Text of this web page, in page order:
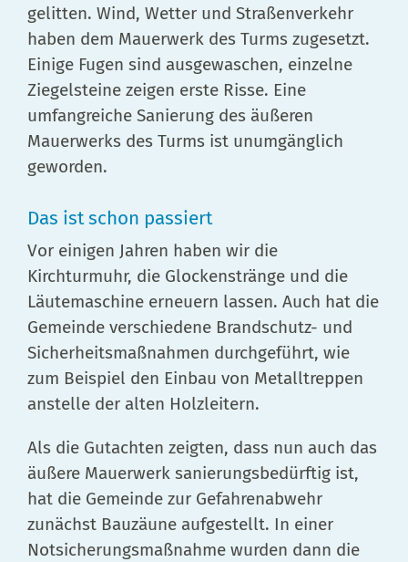
gelitten. Wind, Wetter und Straßenverkehr
haben dem Mauerwerk des Turms zugesetzt.
Einige Fugen sind ausgewaschen, einzelne
Ziegelsteine zeigen erste Risse. Eine
umfangreiche Sanierung des äußeren
Mauerwerks des Turms ist unumgänglich
geworden.
Das ist schon passiert
Vor einigen Jahren haben wir die
Kirchturmuhr, die Glockenstränge und die
Läutemaschine erneuern lassen. Auch hat die
Gemeinde verschiedene Brandschutz- und
Sicherheitsmaßnahmen durchgeführt, wie
zum Beispiel den Einbau von Metalltreppen
anstelle der alten Holzleitern.
Als die Gutachten zeigten, dass nun auch das
äußere Mauerwerk sanierungsbedürftig ist,
hat die Gemeinde zur Gefahrenabwehr
zunächst Bauzäune aufgestellt. In einer
Notsicherungsmaßnahme wurden dann die